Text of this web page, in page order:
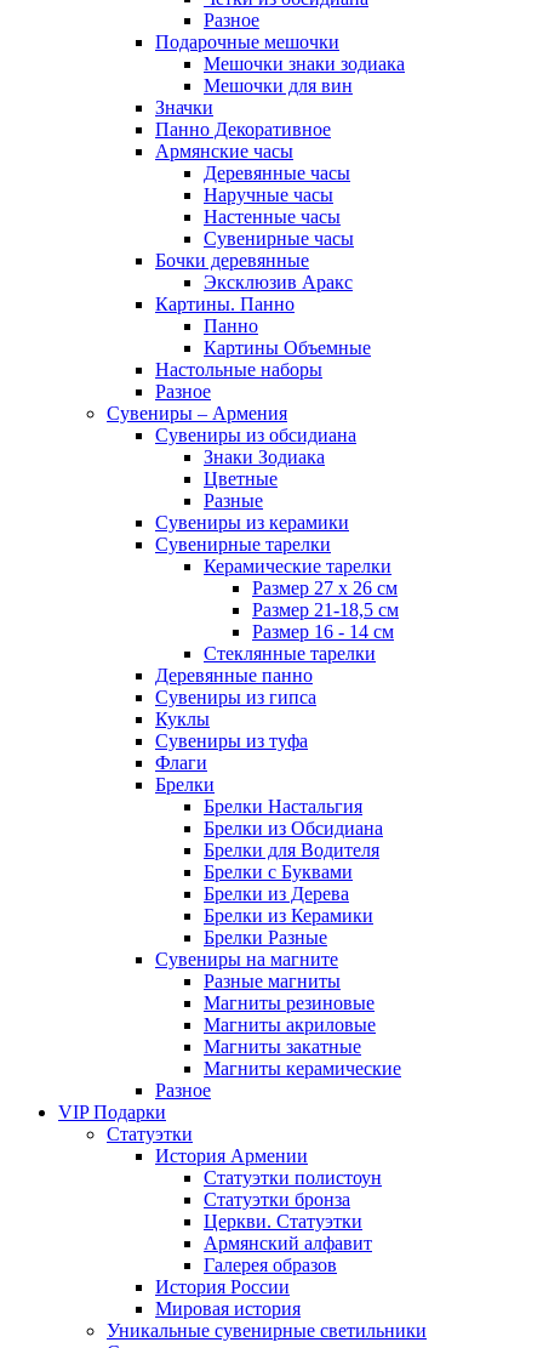
Разное
Подарочные мешочки
Мешочки знаки зодиака
Мешочки для вин
Значки
Панно Декоративное
Армянские часы
Деревянные часы
Наручные часы
Настенные часы
Сувенирные часы
Бочки деревянные
Эксклюзив Аракс
Картины. Панно
Панно
Картины Объемные
Настольные наборы
Разное
Сувениры – Армения
Сувениры из обсидиана
Знаки Зодиака
Цветные
Разные
Сувениры из керамики
Сувенирные тарелки
Керамические тарелки
Размер 27 х 26 см
Размер 21-18,5 см
Размер 16 - 14 см
Стеклянные тарелки
Деревянные панно
Сувениры из гипса
Куклы
Сувениры из туфа
Флаги
Брелки
Брелки Настальгия
Брелки из Обсидиана
Брелки для Водителя
Брелки с Буквами
Брелки из Дерева
Брелки из Керамики
Брелки Разные
Сувениры на магните
Разные магниты
Магниты резиновые
Магниты акриловые
Магниты закатные
Магниты керамические
Разное
VIP Подарки
Статуэтки
История Армении
Статуэтки полистоун
Статуэтки бронза
Церкви. Статуэтки
Армянский алфавит
Галерея образов
История России
Мировая история
Уникальные сувенирные светильники